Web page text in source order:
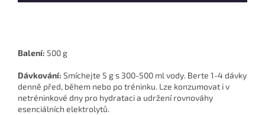
Balení: 500 g
Dávkování: Smíchejte 5 g s 300-500 ml vody. Berte 1-4 dávky
denně před, během nebo po tréninku. Lze konzumovat i v
netréninkové dny pro hydrataci a udržení rovnováhy
esenciálních elektrolytů.